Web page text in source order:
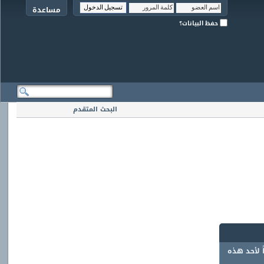
مساعدة
حفظ البيانات؟
البحث المتقدم
لأحد هذه